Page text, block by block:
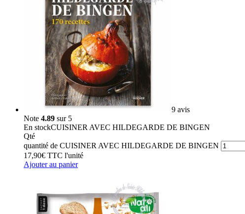
9 avis
Note 4.89 sur 5
En stockCUISINER AVEC HILDEGARDE DE BINGEN
Qté
quantité de CUISINER AVEC HILDEGARDE DE BINGEN
17,90€ TTC l'unité
Ajouter au panier